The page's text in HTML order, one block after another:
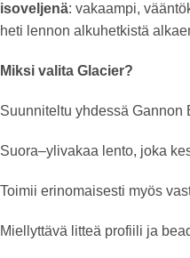
isoveljenä: vakaampi,
heti lennon alkuhetkistä
Miksi valita Glacier?
Suunniteltu yhdessä Gannon
Suora–ylivakaa lento, joka
Toimii erinomaisesti myös
Miellyttävä litteä profiili ja